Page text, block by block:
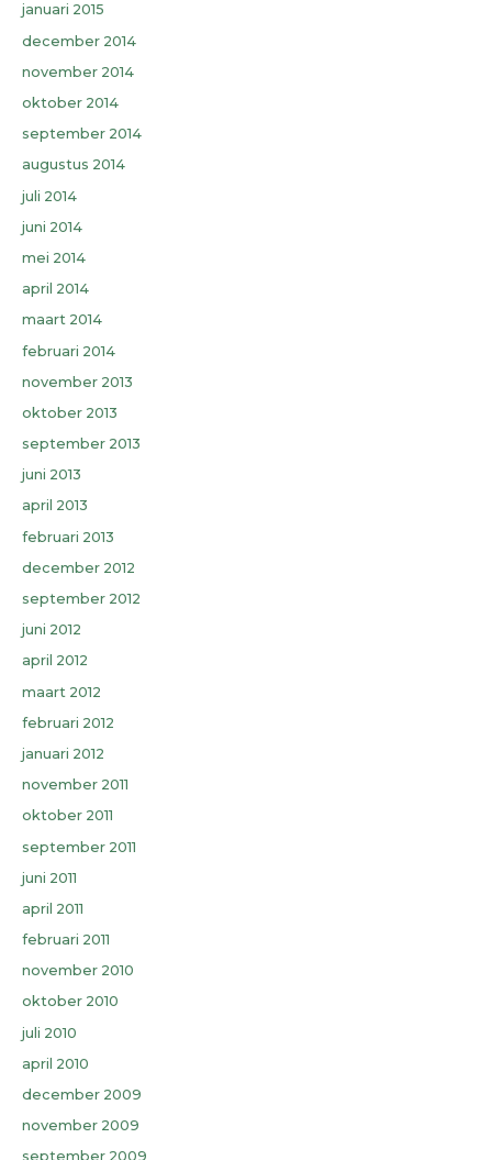
januari 2015
december 2014
november 2014
oktober 2014
september 2014
augustus 2014
juli 2014
juni 2014
mei 2014
april 2014
maart 2014
februari 2014
november 2013
oktober 2013
september 2013
juni 2013
april 2013
februari 2013
december 2012
september 2012
juni 2012
april 2012
maart 2012
februari 2012
januari 2012
november 2011
oktober 2011
september 2011
juni 2011
april 2011
februari 2011
november 2010
oktober 2010
juli 2010
april 2010
december 2009
november 2009
september 2009